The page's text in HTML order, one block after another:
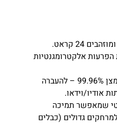
24 קראט.
הפרעות אלקטרומגנטיות
* מוליכים OFC – נקיים מחמצן 99.96% – להעברה
אודיו/וידאו.
שמאפשר תמיכה
גדולים (כבלים